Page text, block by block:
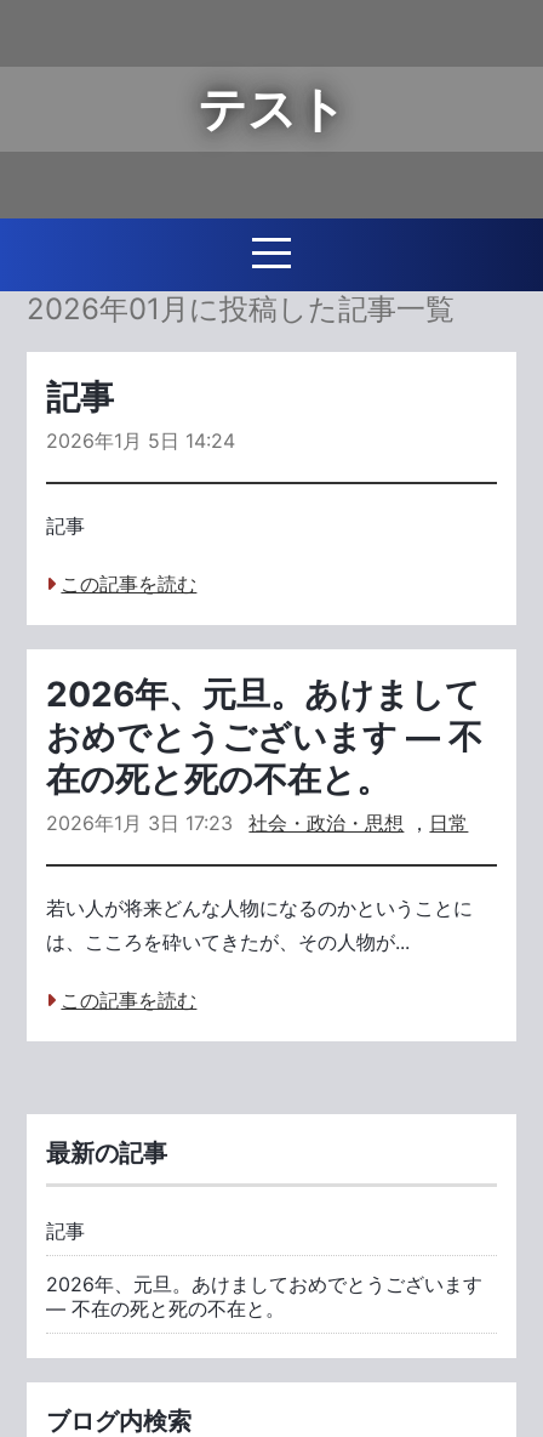
テスト
2026年01月に投稿した記事一覧
記事
2026年1月 5日 14:24
記事
この記事を読む
2026年、元旦。あけまして
おめでとうございます ― 不
在の死と死の不在と。
2026年1月 3日 17:23 社会・政治・思想 ， 日常
若い人が将来どんな人物になるのかということに
は、こころを砕いてきたが、その人物が...
この記事を読む
最新の記事
記事
2026年、元旦。あけましておめでとうございます
― 不在の死と死の不在と。
ブログ内検索